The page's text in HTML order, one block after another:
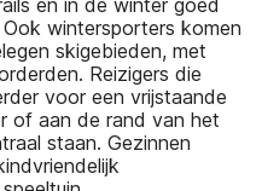
wintersporters komen
skigebieden, met
Reizigers die
voor een vrijstaande
of aan de rand van het
staan. Gezinnen